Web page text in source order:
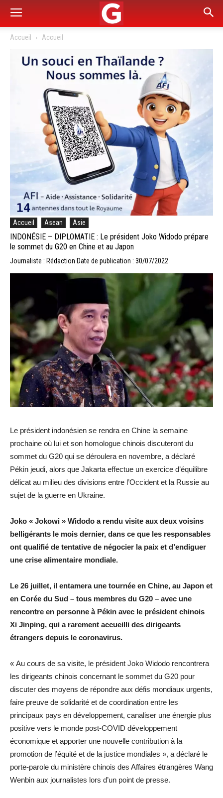
Accueil Accueil
Accueil Asean Asie
INDONÉSIE – DIPLOMATIE : Le président Joko Widodo prépare
le sommet du G20 en Chine et au Japon
Journaliste : Rédaction Date de publication : 30/07/2022
Le président indonésien se rendra en Chine la semaine
prochaine où lui et son homologue chinois discuteront du
sommet du G20 qui se déroulera en novembre, a déclaré
Pékin jeudi, alors que Jakarta effectue un exercice d’équilibre
délicat au milieu des divisions entre l’Occident et la Russie au
sujet de la guerre en Ukraine.
Joko « Jokowi » Widodo a rendu visite aux deux voisins
belligérants le mois dernier, dans ce que les responsables
ont qualifié de tentative de négocier la paix et d’endiguer
une crise alimentaire mondiale.
Le 26 juillet, il entamera une tournée en Chine, au Japon et
en Corée du Sud – tous membres du G20 – avec une
rencontre en personne à Pékin avec le président chinois
Xi Jinping, qui a rarement accueilli des dirigeants
étrangers depuis le coronavirus.
« Au cours de sa visite, le président Joko Widodo rencontrera
les dirigeants chinois concernant le sommet du G20 pour
discuter des moyens de répondre aux défis mondiaux urgents,
faire preuve de solidarité et de coordination entre les
principaux pays en développement, canaliser une énergie plus
positive vers le monde post-COVID développement
économique et apporter une nouvelle contribution à la
promotion de l’équité et de la justice mondiales », a déclaré le
porte-parole du ministère chinois des Affaires étrangères Wang
Wenbin aux journalistes lors d’un point de presse.